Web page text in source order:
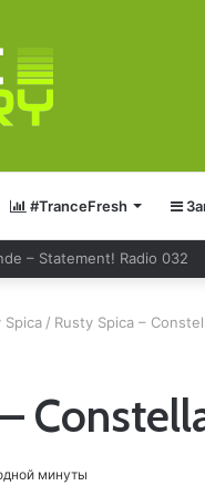
#TranceFresh
Spica / Rusty Spica –
минуты